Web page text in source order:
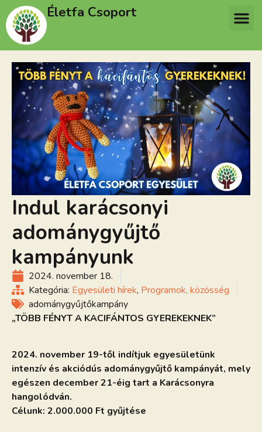
Életfa Csoport
Indul karácsonyi
adománygyűjtő
kampányunk
2024. november 18.
Kategória: Egyesületi hírek, Programok, közösség
adománygyűjtőkampány
„TÖBB FÉNYT A KACIFÁNTOS GYEREKEKNEK”
2024. november 19-től indítjuk egyesületünk
intenzív és akciódús adománygyűjtő kampányát, mely
egészen december 21-éig tart a Karácsonyra
hangolódván.
Célunk: 2.000.000 Ft gyűjtése